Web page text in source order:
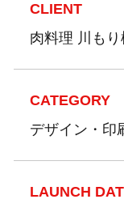
CLIENT
肉料理 川もり
CATEGORY
デザイン・印
LAUNCH